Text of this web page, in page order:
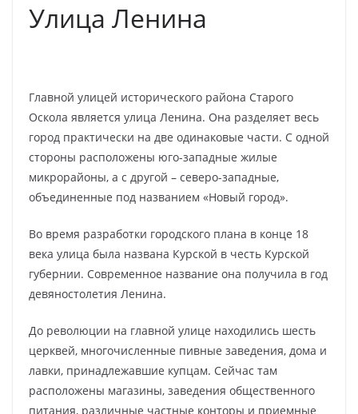
Улица Ленина
Главной улицей исторического района Старого
Оскола является улица Ленина. Она разделяет весь
город практически на две одинаковые части. С одной
стороны расположены юго-западные жилые
микрорайоны, а с другой – северо-западные,
объединенные под названием «Новый город».
Во время разработки городского плана в конце 18
века улица была названа Курской в честь Курской
губернии. Современное название она получила в год
девяностолетия Ленина.
До революции на главной улице находились шесть
церквей, многочисленные пивные заведения, дома и
лавки, принадлежавшие купцам. Сейчас там
расположены магазины, заведения общественного
питания, различные частные конторы и приемные